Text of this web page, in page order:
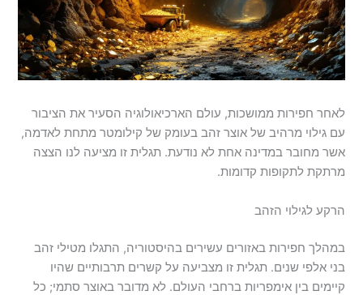
לאחר חפירות ממושכות, עולם הארכיאולוגיה הסעיר את הציבור
עם גילוי מרהיב של אוצר זהב בעומק של קילומטר מתחת לאדמה,
אשר מחובר במדינה אחת לא נודעת. תגלית זו מציעה לנו הצצה
מרתקת לתקופות קדומות.
הרקע לגילוי הזהב
במהלך חפירות באזורים עשירים בהיסטוריה, התגלו מטילי זהב
בני אלפי שנים. תגלית זו מצביעה על קשרים תרבותיים שהיו
קיימים בין אימפריות ברחבי העולם. לא מדובר באוצר סתמי; כל